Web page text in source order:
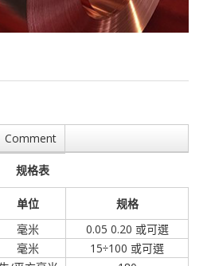
Comment
规格表
单位
规格
毫米
0.05 0.20 或可選
毫米
15÷100 或可選